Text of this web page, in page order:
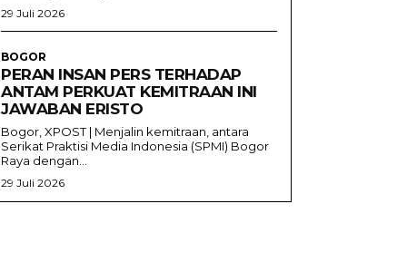
29 Juli 2026
BOGOR
PERAN INSAN PERS TERHADAP
ANTAM PERKUAT KEMITRAAN INI
JAWABAN ERISTO
Bogor, XPOST | Menjalin kemitraan, antara
Serikat Praktisi Media Indonesia (SPMI) Bogor
Raya dengan...
29 Juli 2026